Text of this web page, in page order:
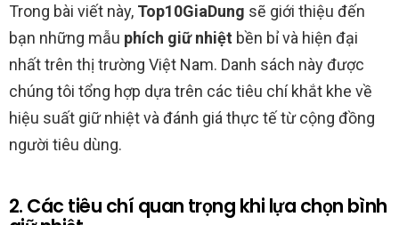
Trong bài viết này, Top10GiaDung sẽ giới thiệu đến
bạn những mẫu phích giữ nhiệt bền bỉ và hiện đại
nhất trên thị trường Việt Nam. Danh sách này được
chúng tôi tổng hợp dựa trên các tiêu chí khắt khe về
hiệu suất giữ nhiệt và đánh giá thực tế từ cộng đồng
người tiêu dùng.
2. Các tiêu chí quan trọng khi lựa chọn bình